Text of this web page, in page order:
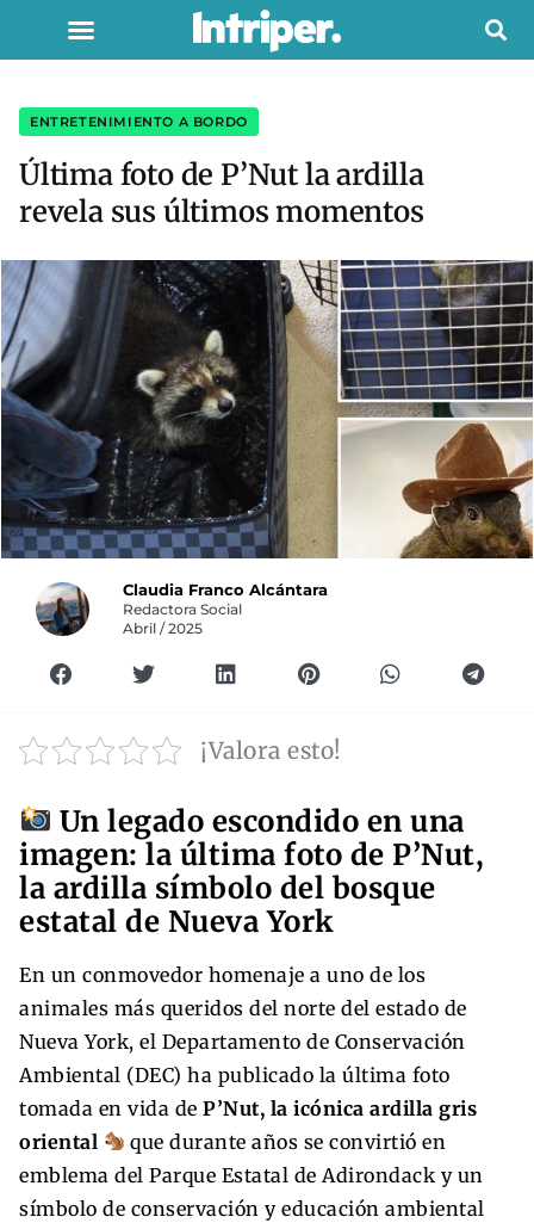
ENTRETENIMIENTO A BORDO
Última foto de P’Nut la ardilla
revela sus últimos momentos
Claudia Franco Alcántara
Redactora Social
Abril / 2025
¡Valora esto!
Un legado escondido en una
imagen: la última foto de P’Nut,
la ardilla símbolo del bosque
estatal de Nueva York
En un conmovedor homenaje a uno de los
animales más queridos del norte del estado de
Nueva York, el Departamento de Conservación
Ambiental (DEC) ha publicado la última foto
tomada en vida de P’Nut, la icónica ardilla gris
oriental
que durante años se convirtió en
emblema del Parque Estatal de Adirondack y un
símbolo de conservación y educación ambiental